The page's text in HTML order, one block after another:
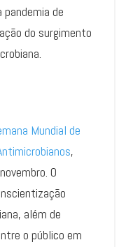
de
do surgimento
Mundial de
,
O
além de
o público em